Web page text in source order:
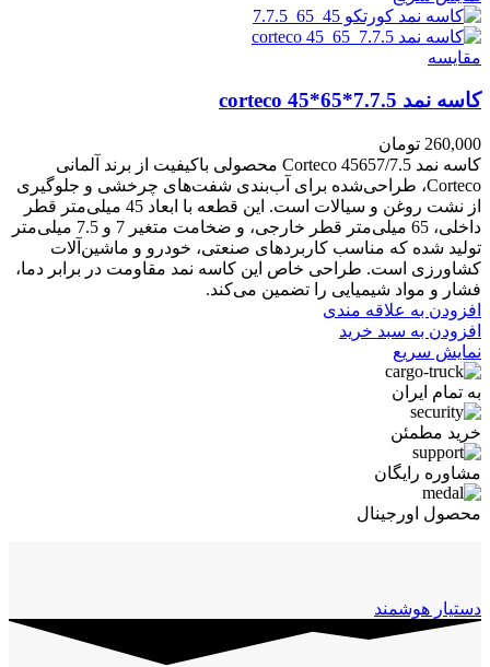
مقايسه
کاسه نمد corteco 45*65*7.7.5
260,000 تومان
کاسه نمد Corteco 45657/7.5 محصولی باکیفیت از برند آلمانی
Corteco، طراحی‌شده برای آب‌بندی شفت‌های چرخشی و جلوگیری
از نشت روغن و سیالات است. این قطعه با ابعاد 45 میلی‌متر قطر
داخلی، 65 میلی‌متر قطر خارجی، و ضخامت متغیر 7 و 7.5 میلی‌متر
تولید شده که مناسب کاربردهای صنعتی، خودرو و ماشین‌آلات
کشاورزی است. طراحی خاص این کاسه نمد مقاومت در برابر دما،
فشار و مواد شیمیایی را تضمین می‌کند.
افزودن به علاقه مندی
افزودن به سبد خرید
نمایش سریع
به تمام ایران
خرید مطمئن
مشاوره رایگان
محصول اورجینال
دستیار هوشمند